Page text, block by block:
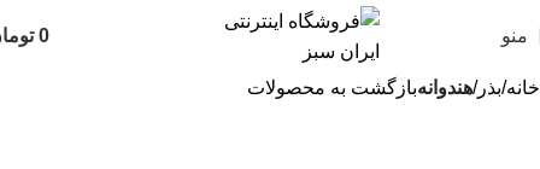
منو 0
خانه بذر هندوانهبازگشت به محصولات